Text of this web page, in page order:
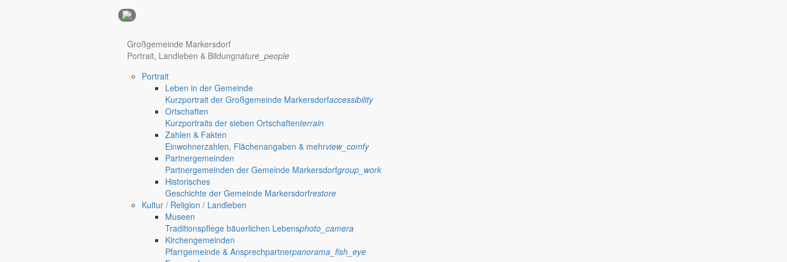
Hotel Nürnberg
Regional werben auf markersdorf.de! anzeigen@gemeinde-markersdorf.de
Großgemeinde Markersdorf
Portrait, Landleben & Bildungnature_people
Portrait
Leben in der Gemeinde
Kurzportrait der Großgemeinde Markersdorfaccessibility
Ortschaften
Kurzportraits der sieben Ortschaftenterrain
Zahlen & Fakten
Einwohnerzahlen, Flächenangaben & mehrview_comfy
Partnergemeinden
Partnergemeinden der Gemeinde Markersdorfgroup_work
Historisches
Geschichte der Gemeinde Markersdorfrestore
Kultur / Religion / Landleben
Museen
Traditionspflege bäuerlichen Lebensphoto_camera
Kirchengemeinden
Pfarrgemeinde & Ansprechpartnerpanorama_fish_eye
Deutsch-Paulsdorf
Jauernick-Buschbach